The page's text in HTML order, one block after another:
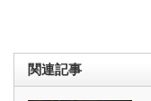
関連記事